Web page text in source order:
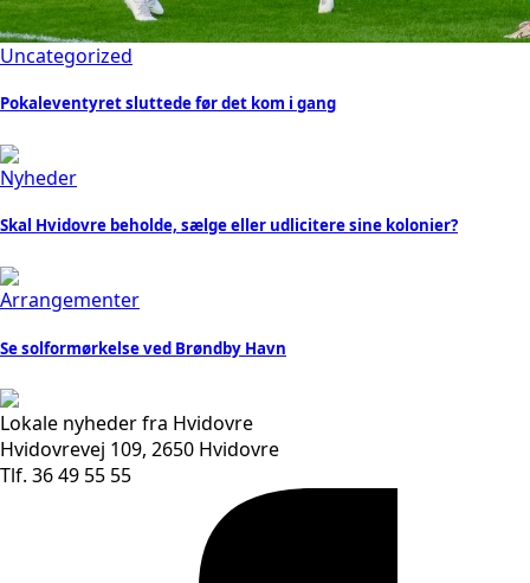
Uncategorized
Pokaleventyret sluttede før det kom i gang
Nyheder
Skal Hvidovre beholde, sælge eller udlicitere sine kolonier?
Arrangementer
Se solformørkelse ved Brøndby Havn
Lokale nyheder fra Hvidovre
Hvidovrevej 109, 2650 Hvidovre
Tlf. 36 49 55 55